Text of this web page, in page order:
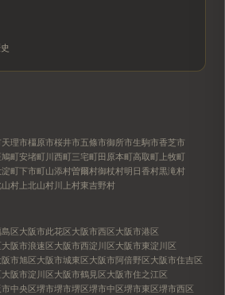
天理市橿原市桜井市五條市御所市生駒市香芝市
町安堵町川西町三宅町田原本町高取町 上牧町
淀町下市町山添村曽爾村御杖村明日香村黒滝村
村 上北山村川上村東吉野村
区大阪市此花区大阪市西区大阪市港区
大阪市浪速区大阪市西淀川区大阪市東淀川区
阪市旭区大阪市城東区大阪市阿倍野区大阪市住吉区
大阪市淀川区大阪市鶴見区大阪市住之江区
中央区堺市堺市堺区堺市中区堺市東区堺市西区